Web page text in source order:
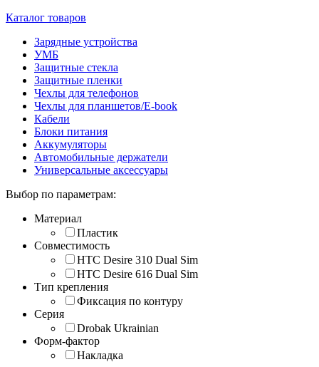
Каталог товаров
Зарядные устройства
УМБ
Защитные стекла
Защитные пленки
Чехлы для телефонов
Чехлы для планшетов/E-book
Кабели
Блоки питания
Аккумуляторы
Автомобильные держатели
Универсальные аксессуары
Выбор по параметрам:
Материал
Пластик
Совместимость
HTC Desire 310 Dual Sim
HTC Desire 616 Dual Sim
Тип крепления
Фиксация по контуру
Серия
Drobak Ukrainian
Форм-фактор
Накладка